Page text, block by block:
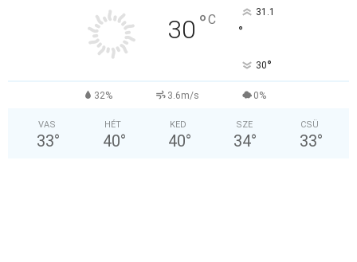
30 °C 31.1
°
30°
32% 3.6m/s 0%
VAS
33°
HÉT
40°
KED
40°
SZE
34°
CSÜ
33°